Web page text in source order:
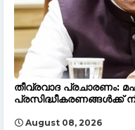
തീവ്രവാദ പ്രചാരണം:
പ്രസിദ്ധീകരണങ്ങള്‍ക്ക്
August 08, 2026